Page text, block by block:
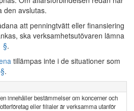
den avslutas.
att penningtvätt eller finansiering
ska verksamhetsutövaren lämna
§.
tillämpas inte i de situationer som
.
innehåller bestämmelser om koncerner och
eller filialer är verksamma utanför